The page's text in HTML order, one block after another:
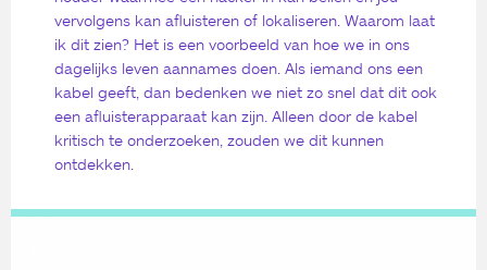
vervolgens kan afluisteren of lokaliseren. Waarom laat
ik dit zien? Het is een voorbeeld van hoe we in ons
dagelijks leven aannames doen. Als iemand ons een
kabel geeft, dan bedenken we niet zo snel dat dit ook
een afluisterapparaat kan zijn. Alleen door de kabel
kritisch te onderzoeken, zouden we dit kunnen
ontdekken.